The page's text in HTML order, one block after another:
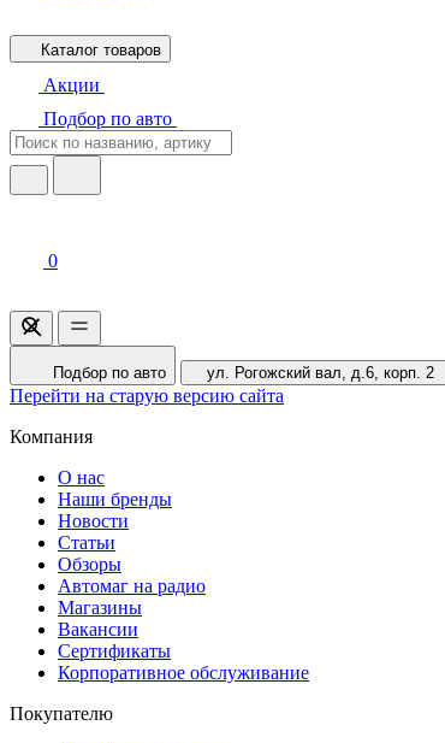
Каталог товаров
Акции
Подбор по авто
0
Подбор по авто ул. Рогожский вал, д.6, корп. 2
Перейти на старую версию сайта
Компания
О нас
Наши бренды
Новости
Статьи
Обзоры
Автомаг на радио
Магазины
Вакансии
Сертификаты
Корпоративное обслуживание
Покупателю